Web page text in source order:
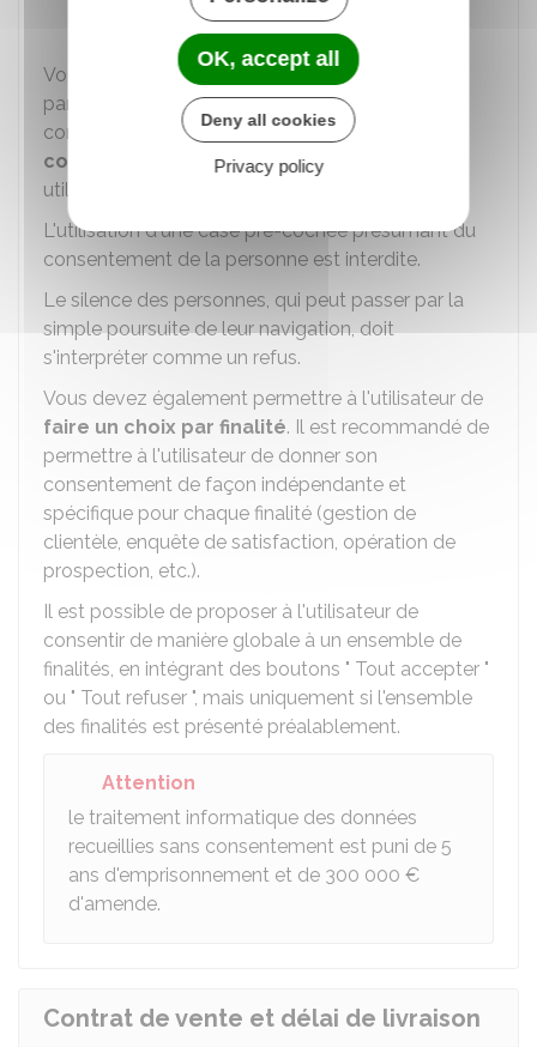
publicités ciblées.
Vous devez permettre à l'utilisateur de consentir
par
un acte positif clair: une demande de
consentement effectuée au moyen de
cocher
est facilement compréhensible par les
utilisateurs.
L'utilisation d'une case pré-cochée présumant du
consentement de la personne est interdite.
Le silence des personnes, qui peut passer par la
simple poursuite de leur navigation, doit
s'interpréter comme un refus.
Vous devez également permettre à l'utilisateur de
faire un choix par finalité. Il est recommandé de
permettre à l'utilisateur de donner son
consentement de façon indépendante et
spécifique pour chaque finalité (gestion de
clientèle, enquête de satisfaction, opération de
prospection, etc.).
Il est possible de proposer à l'utilisateur de
consentir de manière globale à un ensemble de
finalités, en intégrant des boutons " Tout accepter "
ou " Tout refuser ", mais uniquement si l'ensemble
des finalités est présenté préalablement.
Attention
le traitement informatique des données
recueillies sans consentement est puni de 5
ans d'emprisonnement et de 300 000 €
d'amende.
Contrat de vente et délai de livraison
OK, accept all
Deny all cookies
Privacy policy